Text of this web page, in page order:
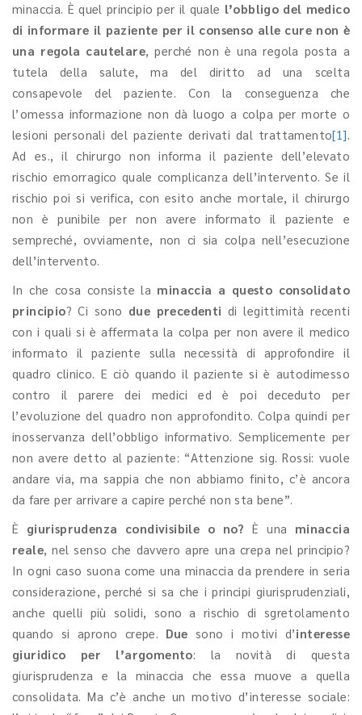
minaccia. È quel principio per il quale l’obbligo del medico
di informare il paziente per il consenso alle cure non è
una regola cautelare, perché non è una regola posta a
tutela della salute, ma del diritto ad una scelta
consapevole del paziente. Con la conseguenza che
l’omessa informazione non dà luogo a colpa per morte o
lesioni personali del paziente derivati dal trattamento[1].
Ad es., il chirurgo non informa il paziente dell’elevato
rischio emorragico quale complicanza dell’intervento. Se il
rischio poi si verifica, con esito anche mortale, il chirurgo
non è punibile per non avere informato il paziente e
sempreché, ovviamente, non ci sia colpa nell’esecuzione
dell’intervento.
In che cosa consiste la minaccia a questo consolidato
principio? Ci sono due precedenti di legittimità recenti
con i quali si è affermata la colpa per non avere il medico
informato il paziente sulla necessità di approfondire il
quadro clinico. E ciò quando il paziente si è autodimesso
contro il parere dei medici ed è poi deceduto per
l’evoluzione del quadro non approfondito. Colpa quindi per
inosservanza dell’obbligo informativo. Semplicemente per
non avere detto al paziente: “Attenzione sig. Rossi: vuole
andare via, ma sappia che non abbiamo finito, c’è ancora
da fare per arrivare a capire perché non sta bene”.
È giurisprudenza condivisibile o no?È una minaccia
reale, nel senso che davvero apre una crepa nel principio?
In ogni caso suona come una minaccia da prendere in seria
considerazione, perché si sa che i principi giurisprudenziali,
anche quelli più solidi, sono a rischio di sgretolamento
quando si aprono crepe. Due sono i motivi d’interesse
giuridico per l’argomento: la novità di questa
giurisprudenza e la minaccia che essa muove a quella
consolidata. Ma c’è anche un motivo d’interesse sociale: